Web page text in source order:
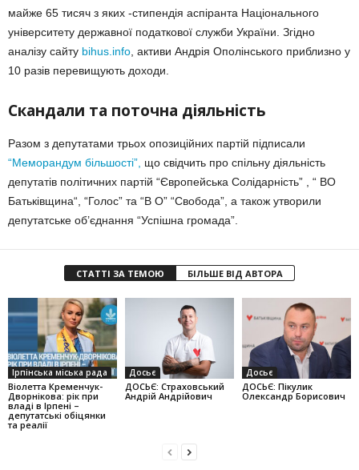
майже 65 тисяч з яких -стипендія аспіранта Національного
університету державної податкової служби України. Згідно
аналізу сайту bihus.info , активи Андрія Ополінського приблизно у
10 разів перевищують доходи.
Скандали та поточна діяльність
Разом з депутатами трьох опозиційних партій підписали
“Меморандум більшості”, що свідчить про спільну діяльність
депутатів політичних партій “Європейська Солідарність” , “ ВО
Батьківщина“, “Голос” та “В О” “Свобода”, а також утворили
депутатське об’єднання “Успішна громада”.
СТАТТІ ЗА ТЕМОЮ БІЛЬШЕ ВІД АВТОРА
Ірпінська міська рада
Віолетта Кременчук-
Дворнікова: рік при
владі в Ірпені –
депутатські обіцянки
та реалії
Досьє
ДОСЬЄ: Страховський
Андрій Андрійович
Досьє
ДОСЬЄ: Пікулик
Олександр Борисович